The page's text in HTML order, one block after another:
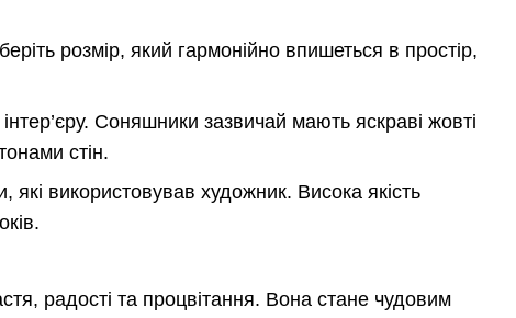
розмір, який гармонійно впишеться в простір,
Соняшники зазвичай мають яскраві жовті
стін.
які використовував художник. Висока якість
радості та процвітання. Вона стане чудовим